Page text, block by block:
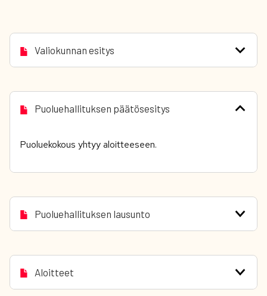
Valiokunnan esitys
Puoluehallituksen päätösesitys
Puoluekokous yhtyy aloitteeseen.
Puoluehallituksen lausunto
Aloitteet